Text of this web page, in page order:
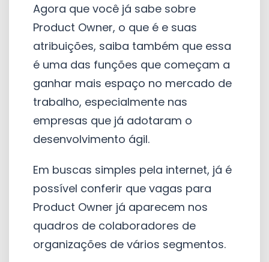
Agora que você já sabe sobre
Product Owner, o que é e suas
atribuições, saiba também que essa
é uma das funções que começam a
ganhar mais espaço no mercado de
trabalho, especialmente nas
empresas que já adotaram o
desenvolvimento ágil.
Em buscas simples pela internet, já é
possível conferir que vagas para
Product Owner já aparecem nos
quadros de colaboradores de
organizações de vários segmentos.